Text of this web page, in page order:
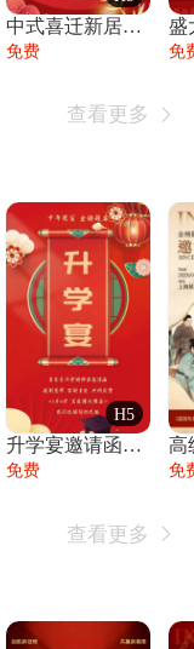
中式喜迁新居乔迁之喜邀请函宴会请帖
免费 免
查看更多 
H5
升学宴邀请函喜报金榜题名高端谢师宴邀请函
免费 免
查看更多 